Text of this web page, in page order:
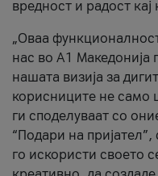
вредност и радост
„Оваа
нас во А1 Македонија
нашата визија за
корисниците не само
ги споделуваат со
“Подари на
го искористи своето